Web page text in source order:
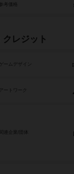
参考価格
クレジット
ゲームデザイン
アートワーク